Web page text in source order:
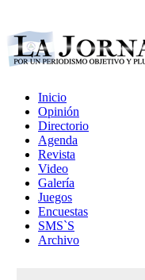
Inicio
Opinión
Directorio
Agenda
Revista
Video
Galería
Juegos
Encuestas
SMS`S
Archivo